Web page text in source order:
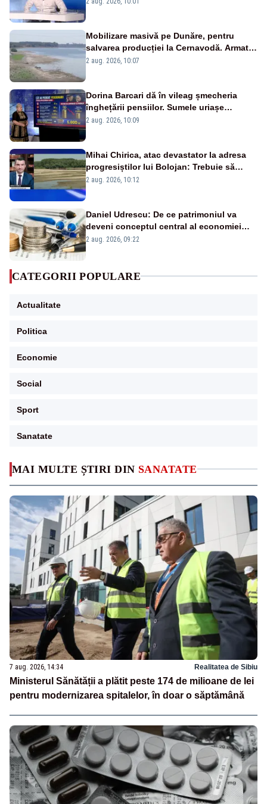
MAI MULTE ȘTIRI DIN SANATATE
7 aug. 2026, 14:34 Realitatea de Sibiu
Ministerul Sănătății a plătit peste 174 de milioane de lei
pentru modernizarea spitalelor, în doar o săptămână
Mobilizare masivă pe Dunăre, pentru
salvarea producției la Cernavodă. Armata
va detona o stâncă și va devia apa
2 aug. 2026, 10:07
Dorina Barcari dă în vileag șmecheria
înghețării pensiilor. Sumele uriașe
pierdute de fiecare român
2 aug. 2026, 10:09
Mihai Chirica, atac devastator la adresa
progresiștilor lui Bolojan: Trebuie să
protejăm și natura, dar nu șținem omaneii
2 aug. 2026, 10:12
Daniel Udrescu: De ce patrimoniul va
deveni conceptul central al economiei
viitoare?
2 aug. 2026, 09:22
CATEGORII POPULARE
Actualitate
Politica
Economie
Social
Sport
Sanatate